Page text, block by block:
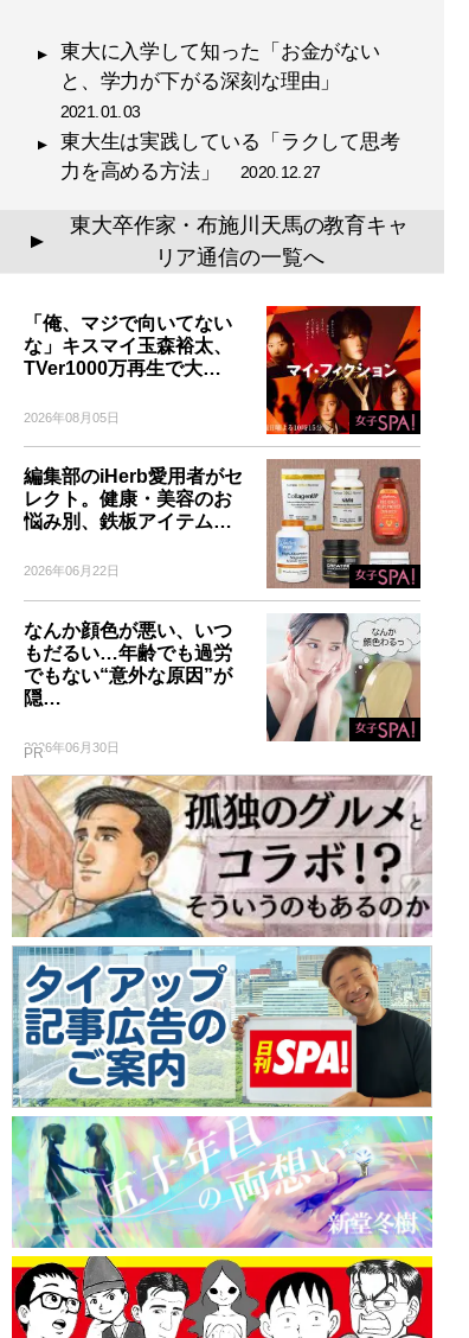
東大に入学して知った「お金がない
と、学力が下がる深刻な理由」
2021.01.03
東大生は実践している「ラクして思考
力を高める方法」 2020.12.27
▲
東大卒作家・布施川天馬の教育キャ
リア通信の一覧へ
「俺、マジで向いてない
な」キスマイ玉森裕太、
TVer1000万再生で大…
2026年08月05日
編集部のiHerb愛用者がセ
レクト。健康・美容のお
悩み別、鉄板アイテム…
2026年06月22日
なんか顔色が悪い、いつ
もだるい…年齢でも過労
でもない“意外な原因”が
隠…
2026年06月30日
PR